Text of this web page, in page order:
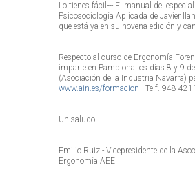
Lo tienes fácil--- El manual del
Psicosociología Aplicada de Javier
que está ya en su novena edición y
Respecto al curso de Ergonomía
imparte en Pamplona los días 8 y 9
(Asociación de la Industria Navarra)
www.ain.es/formacion - Telf. 948
Un saludo.-
Emilio Ruiz - Vicepresidente de la
Ergonomía AEE